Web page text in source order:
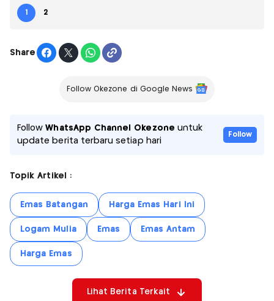
1 2
Share
Follow Okezone di Google News
FollowWhatsApp Channel Okezone untuk
update berita terbaru setiap hari
Follow
Topik Artikel :
Emas Batangan Harga Emas Hari Ini
Logam Mulia Emas Emas Antam
Harga Emas
Lihat Berita Terkait